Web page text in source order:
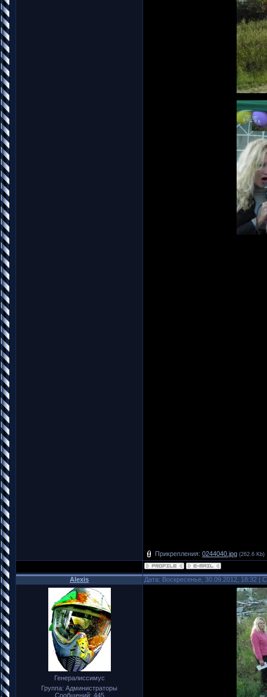
Прикрепления: 0244040.jpg (262.6 Kb)
Alexis Дата: Воскресенье, 30.09.2012, 18:32 |
Генералиссимус
Группа: Администраторы
Сообщений: 445